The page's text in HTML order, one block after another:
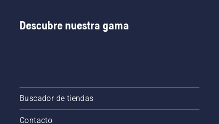
Descubre nuestra gama
Buscador de tiendas
Contacto